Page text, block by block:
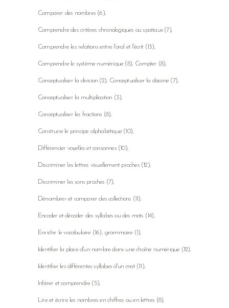
Comparer des nombres (6)
Comprendre des critères chronologiques ou spatiaux(7)
Comprendre les relations entre l'oral et l'écrit(13)
Comprendre le système numérique(8) Compter (8)
Conceptualiser la division (2) Conceptualiser la dizaine(7)
Conceptualiser la multiplication (3)
Conceptualiser les fractions (8)
Construire le principe alphabétique(10)
Différencier voyelles et consonnes(10)
Discriminer les lettres visuellement proches(12)
Discriminer les sons proches (7)
Dénombrer et comparer des collections (11)
Encoder et décoder des syllabes ou des mots (14)
Enrichir le vocabulaire(16) grammaire(1)
Identifier la place d'un nombre dans une chaîne numérique(12)
Identifier les différentes syllabes d'un mot(11)
Inférer et comprendre(5)
Lire et écrire les nombres en chiffres ou en lettres (8)